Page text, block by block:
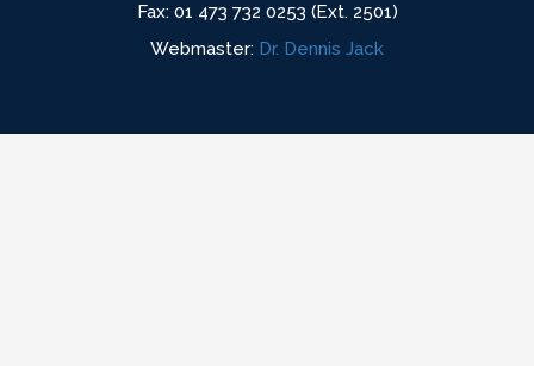
Fax: 01 473 732 0253 (Ext. 2501)
Webmaster: Dr. Dennis Jack